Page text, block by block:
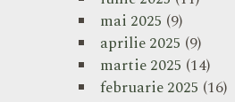
mai 2025 (9)
aprilie 2025 (9)
martie 2025 (14)
februarie 2025 (16)